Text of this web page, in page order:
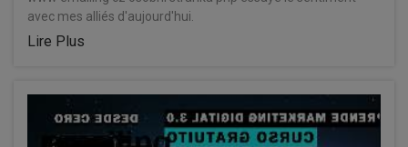
avec mes alliés d'aujourd'hui.
Lire Plus